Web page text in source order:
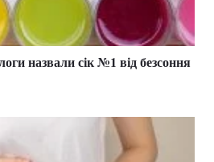
назвали сік №1 від безсоння